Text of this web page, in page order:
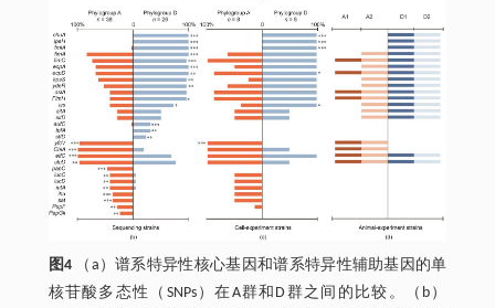
图4（a）谱系特异性核心基因和谱系特异性辅助基因的单
核苷酸多态性（SNPs）在A群和D群之间的比较。（b）